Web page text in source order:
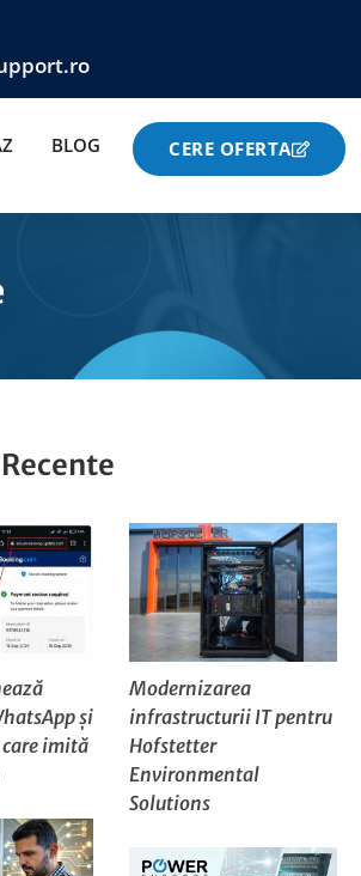
BLOG CERE OFERTA
și
imită
Modernizarea
infrastructurii IT pentru
Hofstetter
Environmental
Solutions